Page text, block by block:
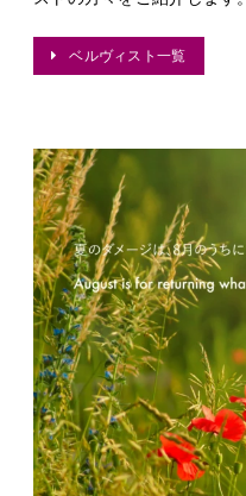
ベルヴィスト一覧